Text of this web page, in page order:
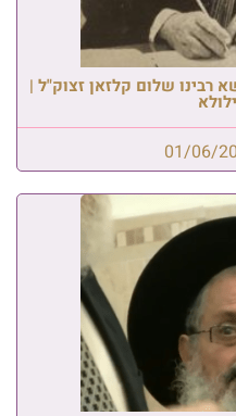
רבינו שלום קלזאן זצוק"ל |
01/06/